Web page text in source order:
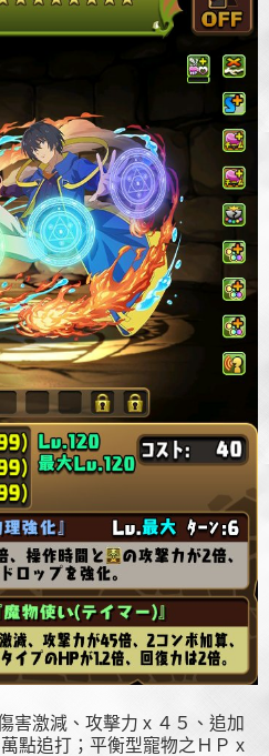
害激減、攻擊力 x ４５、追加
點追打；平衡型寵物之ＨＰ x